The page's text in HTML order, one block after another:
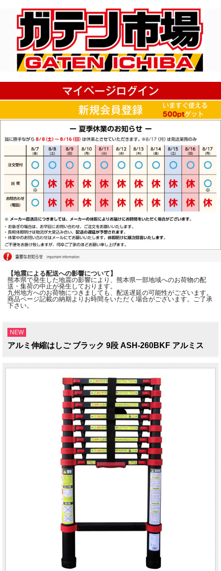
【地震による配送への影響について】
熊本県で発生した地震の影響により、熊本県一部地域へのお荷物の配
送・集荷の中止が発生しております。
九州地方へのお荷物につきましても、配送遅延の可能性がございます。
商品ページ記載の納期よりお時間をいただく場合がございます。ご了承
下さい。
NEW
アルミ伸縮はしご ブラック 9段 ASH-260BKF アルミス